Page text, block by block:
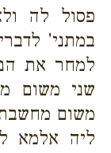
פסול לה
במתני'
למחר את
שני משום
משום
ליה אלמא